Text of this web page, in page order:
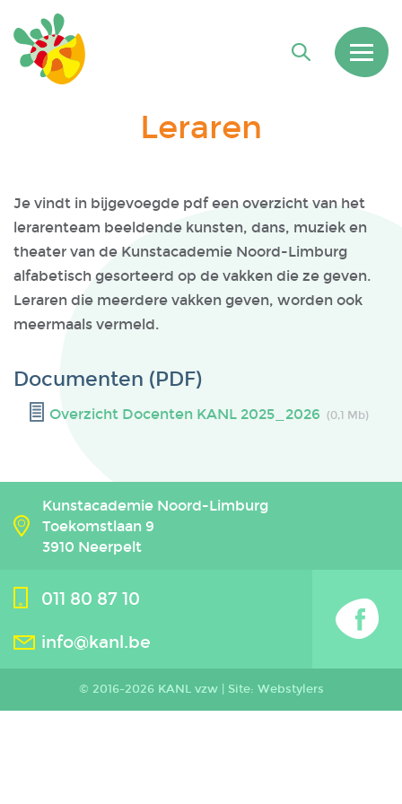
Leraren
Je vindt in bijgevoegde pdf een overzicht van het
lerarenteam beeldende kunsten, dans, muziek en
theater van de Kunstacademie Noord-Limburg
alfabetisch gesorteerd op de vakken die ze geven.
Leraren die meerdere vakken geven, worden ook
meermaals vermeld.
Documenten (PDF)
Overzicht Docenten KANL 2025_2026 (0,1 Mb)
Kunstacademie Noord-Limburg
Toekomstlaan 9
3910 Neerpelt
011 80 87 10
info@kanl.be
© 2016-2026 KANL vzw | Site: Webstylers